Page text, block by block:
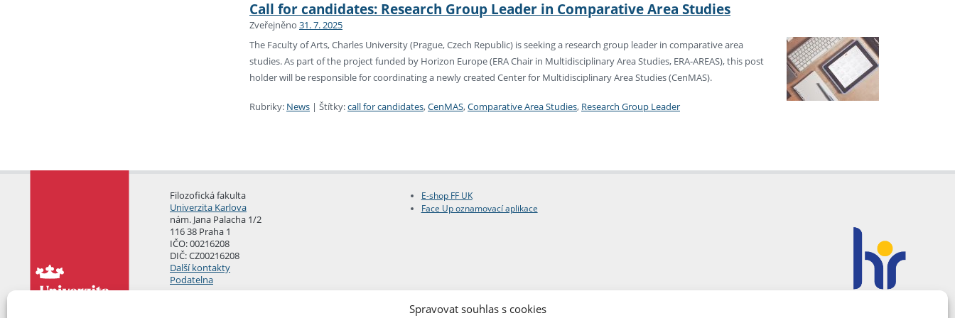
Spravovat souhlas s cookies
Call for candidates: Research Group Leader in Comparative Area Studies
Zveřejněno 31. 7. 2025
The Faculty of Arts, Charles University (Prague, Czech Republic) is seeking a research group leader in comparative area
studies. As part of the project funded by Horizon Europe (ERA Chair in Multidisciplinary Area Studies, ERA-AREAS), this post
holder will be responsible for coordinating a newly created Center for Multidisciplinary Area Studies (CenMAS).
Rubriky: News | Štítky:call for candidates,CenMAS,Comparative Area Studies, Research Group Leader
Filozofická fakulta
Univerzita Karlova
nám. Jana Palacha 1/2
116 38 Praha 1
IČO: 00216208
DIČ: CZ00216208
Další kontakty
Podatelna
E-shop FF UK
Face Up oznamovací aplikace